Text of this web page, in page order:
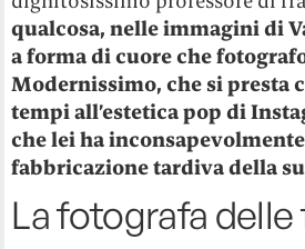
qualcosa, nelle immagini di
a forma di cuore che
Modernissimo, che si presta
tempi all’estetica pop di
che lei ha
fabbricazione tardiva della
La fotografa